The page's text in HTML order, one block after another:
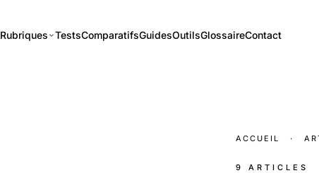
Rubriques TestsComparatifsGuidesOutilsGlossaireContact
ACCUEIL ·
9 ARTICLES